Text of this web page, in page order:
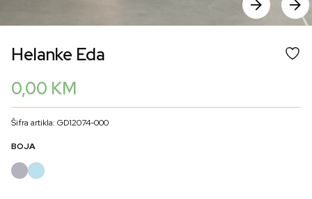
Helanke Eda
0,00 KM
Šifra artikla: GD12074-000
BOJA